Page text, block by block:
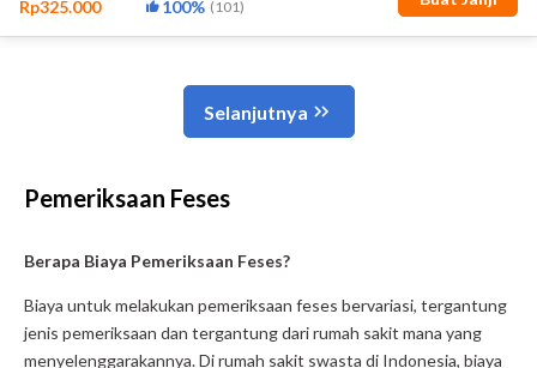
Pemeriksaan Feses
Berapa Biaya Pemeriksaan Feses?
Biaya untuk melakukan pemeriksaan feses bervariasi, tergantung
jenis pemeriksaan dan tergantung dari rumah sakit mana yang
menyelenggarakannya. Di rumah sakit swasta di Indonesia, biaya